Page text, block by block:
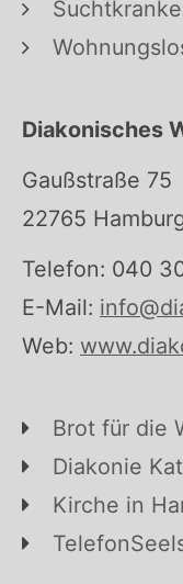
Diakonisches
Gaußstraße 75
22765
Telefon: 040
E-Mail:
Web:
Brot für die
Diakonie
Kirche in